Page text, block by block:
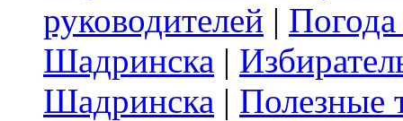
руководителей |
Шадринска |
Шадринска | Полезные